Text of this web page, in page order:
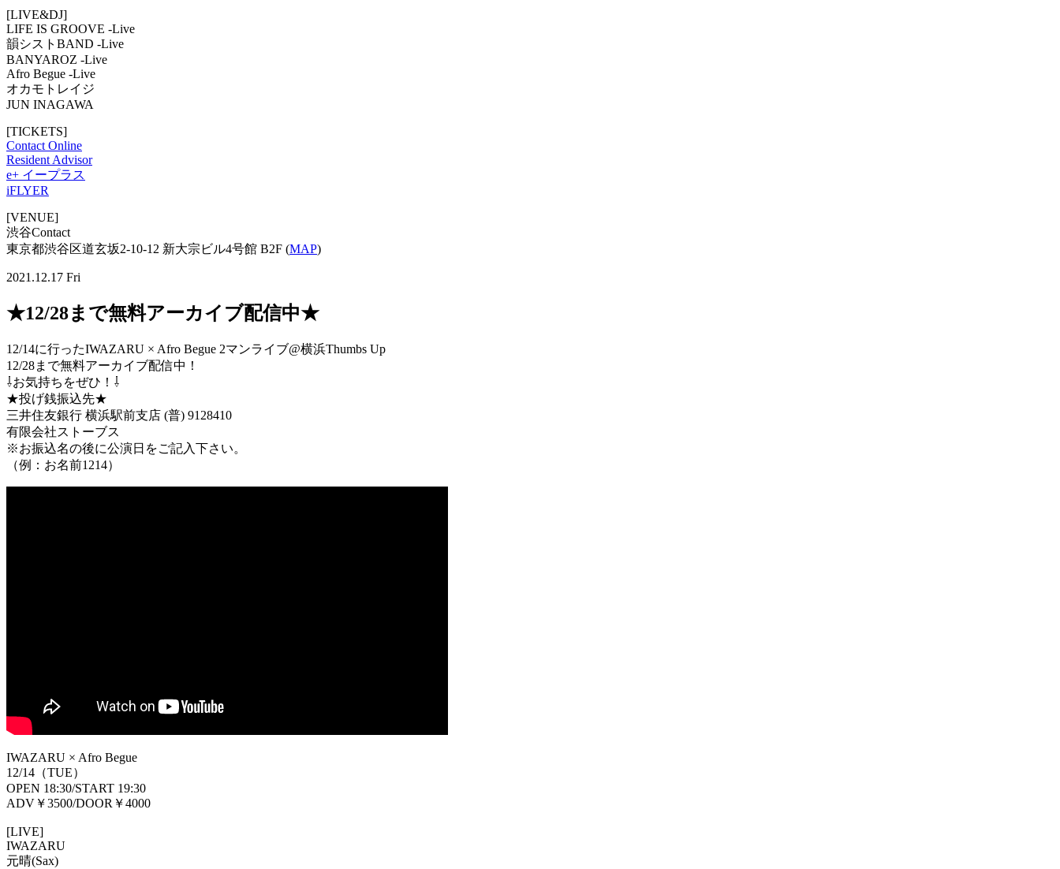
[LIVE&DJ]
LIFE IS GROOVE -Live
韻シストBAND -Live
BANYAROZ -Live
Afro Begue -Live
オカモトレイジ
JUN INAGAWA
[TICKETS]
Contact Online
Resident Advisor
e+ イープラス
iFLYER
[VENUE]
渋谷Contact
東京都渋谷区道玄坂2-10-12 新大宗ビル4号館 B2F (MAP)
2021.12.17 Fri
★12/28まで無料アーカイブ配信中★
12/14に行ったIWAZARU × Afro Begue 2マンライブ@横浜Thumbs Up
12/28まで無料アーカイブ配信中！
⇩お気持ちをぜひ！⇩
★投げ銭振込先★
三井住友銀行 横浜駅前支店 (普) 9128410
有限会社ストーブス
※お振込名の後に公演日をご記入下さい。
（例：お名前1214）
IWAZARU × Afro Begue
12/14（TUE）
OPEN 18:30/START 19:30
ADV￥3500/DOOR￥4000
[LIVE]
IWAZARU
元晴(Sax)